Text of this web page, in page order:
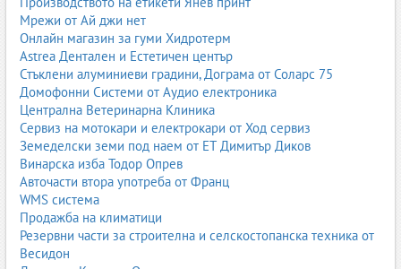
Специализирани бои с антибактериални и противогъбични
свойства. Предотвратяват образуването на мухъл и плесен.
5. Декоративни интериорни бои
Използват се за създаване на специални ефекти – перлени,
металически, пясъчни, бетонни, венецианска мазилка и др.
6. Миещи се и супер миещи се бои
Подходящи за семейства с деца, обществени сгради и
помещения с високо натоварване.
7. Екологични и био бои
Произведени от натурални съставки, без вредни емисии.
Подходящи за детски стаи и чувствителни хора.
Мрежи от Ай джи нет
Онлайн магазин за гуми Хидротерм
Astrea Дентален и Естетичен център
Стъклени алуминиеви градини, Дограма от Соларс 75
Домофонни Системи от Аудио електроника
Централна Ветеринарна Клиника
Сервиз на мотокари и електрокари от Ход сервиз
Земеделски земи под наем от ЕТ Димитър Диков
Винарска изба Тодор Опрев
Авточасти втора употреба от Франц
WMS система
Продажба на климатици
Резервни части за строителна и селскостопанска техника от
Весидон